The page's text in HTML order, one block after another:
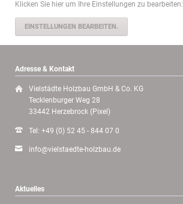
Klicken Sie hier um Ihre Einstellungen zu bearbeiten:
EINSTELLUNGEN BEARBEITEN.
Adresse & Kontakt
Vielstädte Holzbau GmbH & Co. KG
Tecklenburger Weg 28
33442 Herzebrock (Pixel)
Tel: +49 (0) 52 45 - 844 07 0
info@vielstaedte-holzbau.de
Aktuelles